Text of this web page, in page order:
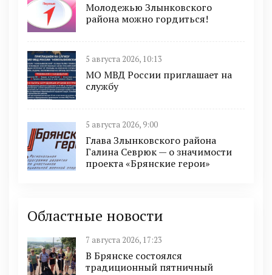
Молодежью Злынковского
района можно гордиться!
5 августа 2026, 10:13
МО МВД России приглашает на
службу
5 августа 2026, 9:00
Глава Злынковского района
Галина Севрюк — о значимости
проекта «Брянские герои»
Областные новости
7 августа 2026, 17:23
В Брянске состоялся
традиционный пятничный